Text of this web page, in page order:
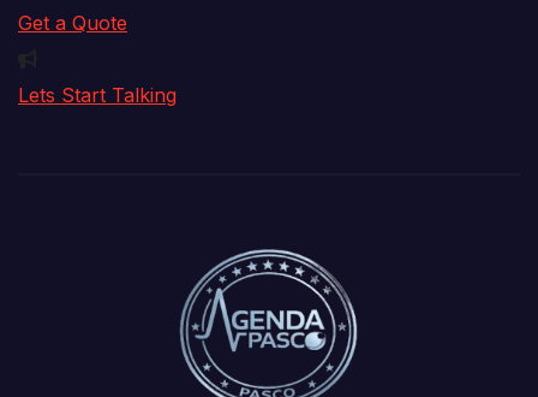
Get a Quote
Lets Start Talking